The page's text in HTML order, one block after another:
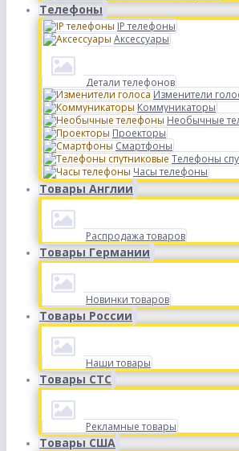
Телефоны
IP телефоны
Аксессуары
Детали телефонов
Изменители
Коммуникаторы
Необычные
Проекторы
Смартфоны
Телефоны
Часы телефоны
Товары Англии
Распродажа товаров
Товары Германии
Новинки товаров
Товары России
Наши товары
Товары СТС
Рекламные товары
Товары США